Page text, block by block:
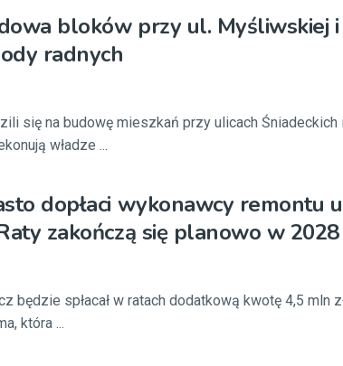
bloków przy ul. Myśliwskiej i
radnych
się na budowę mieszkań przy ulicach
władze ...
dopłaci wykonawcy remontu
zakończą się planowo w
będzie spłacał w ratach dodatkową kwotę 4,5 mln
która ...